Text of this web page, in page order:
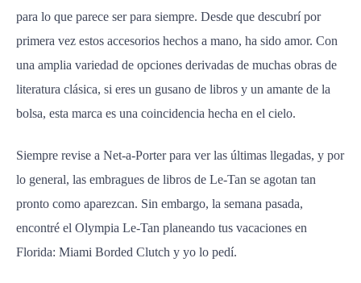
para lo que parece ser para siempre. Desde que descubrí por
primera vez estos accesorios hechos a mano, ha sido amor. Con
una amplia variedad de opciones derivadas de muchas obras de
literatura clásica, si eres un gusano de libros y un amante de la
bolsa, esta marca es una coincidencia hecha en el cielo.
Siempre revise a Net-a-Porter para ver las últimas llegadas, y por
lo general, las embragues de libros de Le-Tan se agotan tan
pronto como aparezcan. Sin embargo, la semana pasada,
encontré el Olympia Le-Tan planeando tus vacaciones en
Florida: Miami Borded Clutch y yo lo pedí.